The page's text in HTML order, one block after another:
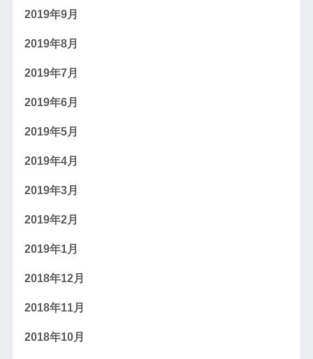
2019年9月
2019年8月
2019年7月
2019年6月
2019年5月
2019年4月
2019年3月
2019年2月
2019年1月
2018年12月
2018年11月
2018年10月